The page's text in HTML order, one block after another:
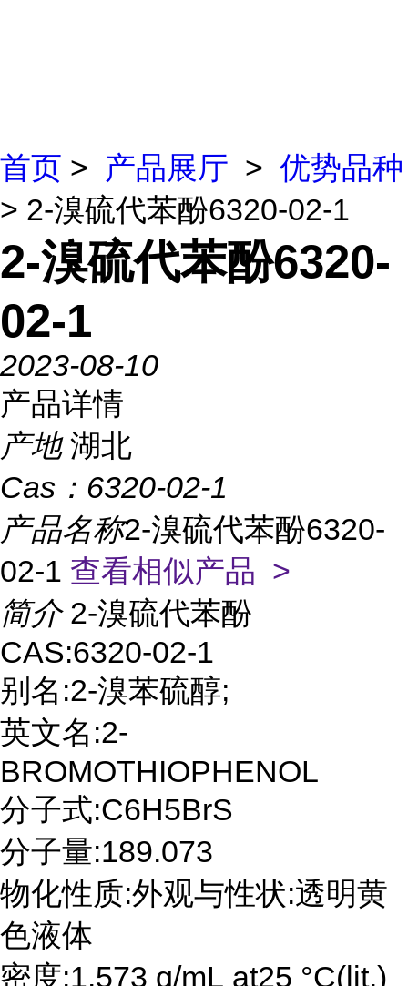
首页 > 产品展厅 > 优势品种
> 2-溴硫代苯酚6320-02-1
2-溴硫代苯酚6320-
02-1
2023-08-10
产品详情
产地 湖北
Cas： 6320-02-1
产品名称2-溴硫代苯酚6320-
02-1 查看相似产品 >
简介 2-溴硫代苯酚
CAS:6320-02-1
别名:2-溴苯硫醇;
英文名:2-
BROMOTHIOPHENOL
分子式:C6H5BrS
分子量:189.073
物化性质:外观与性状:透明黄
色液体
密度:1.573 g/mL at25 °C(lit.)